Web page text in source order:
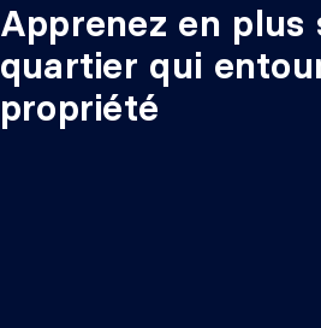
Apprenez en plus
quartier qui
propriété